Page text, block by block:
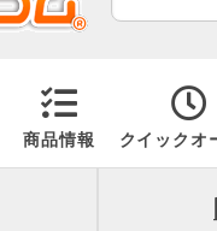
商品情報 クイックオ